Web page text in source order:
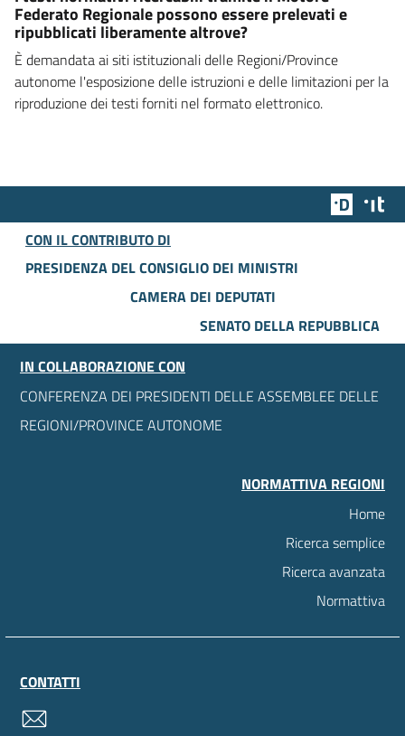
Federato Regionale possono essere prelevati e
ripubblicati liberamente altrove?
È demandata ai siti istituzionali delle Regioni/Province
autonome l'esposizione delle istruzioni e delle limitazioni per la
riproduzione dei testi forniti nel formato elettronico.
Team
CON IL CONTRIBUTO DI
PRESIDENZA DEL CONSIGLIO DEI MINISTRI
CAMERA DEI DEPUTATI
SENATO DELLA REPUBBLICA
IN COLLABORAZIONE CON
CONFERENZA DEI PRESIDENTI DELLE ASSEMBLEE DELLE
REGIONI/PROVINCE AUTONOME
NORMATTIVA REGIONI
Home
Ricerca semplice
Ricerca avanzata
Normattiva
CONTATTI